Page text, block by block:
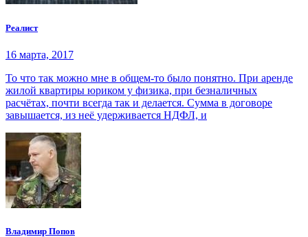
Реалист
16 марта, 2017
То что так можно мне в общем-то было понятно. При аренде
жилой квартиры юриком у физика, при безналичных
расчётах, почти всегда так и делается. Сумма в договоре
завышается, из неё удерживается НДФЛ, и
Владимир Попов